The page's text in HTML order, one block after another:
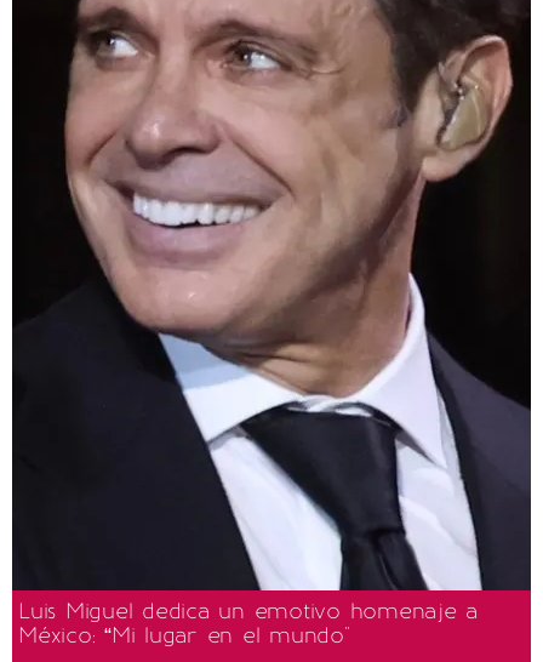
Luis Miguel dedica un emotivo homenaje a
México: “Mi lugar en el mundo"